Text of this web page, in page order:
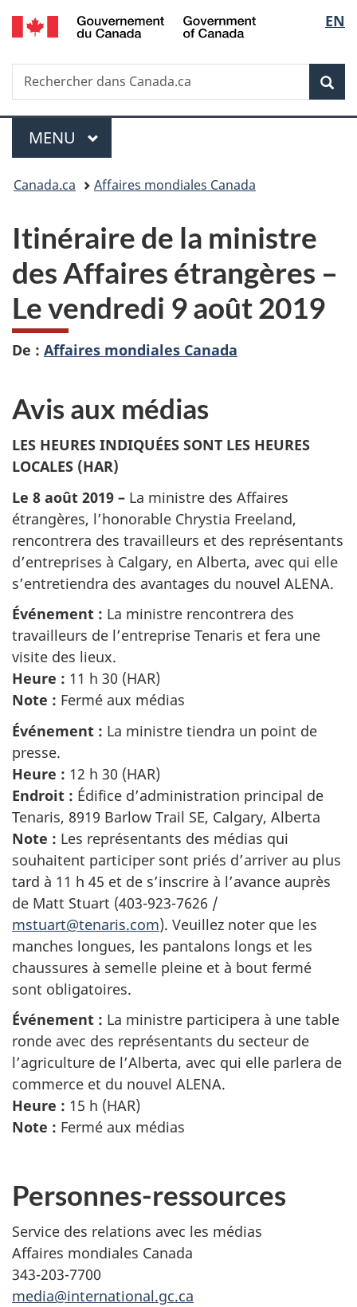
Passer
au
principal
Passer
à
Au
du
Passer
à
version
simplifiée
de
la
EN
Recherche
Rechercher
dans
Menu
MENU PRINCIPAL
Vous
ici :
Canada.ca Affaires mondiales Canada
Itinéraire de la ministre
des Affaires étrangères –
Le vendredi 9 août 2019
De : Affaires mondiales Canada
Avis aux médias
LES HEURES INDIQUÉES SONT LES HEURES
LOCALES (HAR)
Le 8 août 2019 – La ministre des Affaires
étrangères, l’honorable Chrystia Freeland,
rencontrera des travailleurs et des représentants
d’entreprises à Calgary, en Alberta, avec qui elle
s’entretiendra des avantages du nouvel ALENA.
Événement : La ministre rencontrera des
travailleurs de l’entreprise Tenaris et fera une
visite des lieux.
Heure : 11 h 30 (HAR)
Note : Fermé aux médias
Événement : La ministre tiendra un point de
presse.
Heure : 12 h 30 (HAR)
Endroit : Édifice d’administration principal de
Tenaris, 8919 Barlow Trail SE, Calgary, Alberta
Note : Les représentants des médias qui
souhaitent participer sont priés d’arriver au plus
tard à 11 h 45 et de s’inscrire à l’avance auprès
de Matt Stuart (403-923-7626 /
mstuart@tenaris.com). Veuillez noter que les
manches longues, les pantalons longs et les
chaussures à semelle pleine et à bout fermé
sont obligatoires.
Événement : La ministre participera à une table
ronde avec des représentants du secteur de
l’agriculture de l’Alberta, avec qui elle parlera de
commerce et du nouvel ALENA.
Heure : 15 h (HAR)
Note : Fermé aux médias
Personnes-ressources
Service des relations avec les médias
Affaires mondiales Canada
343-203-7700
media@international.gc.ca